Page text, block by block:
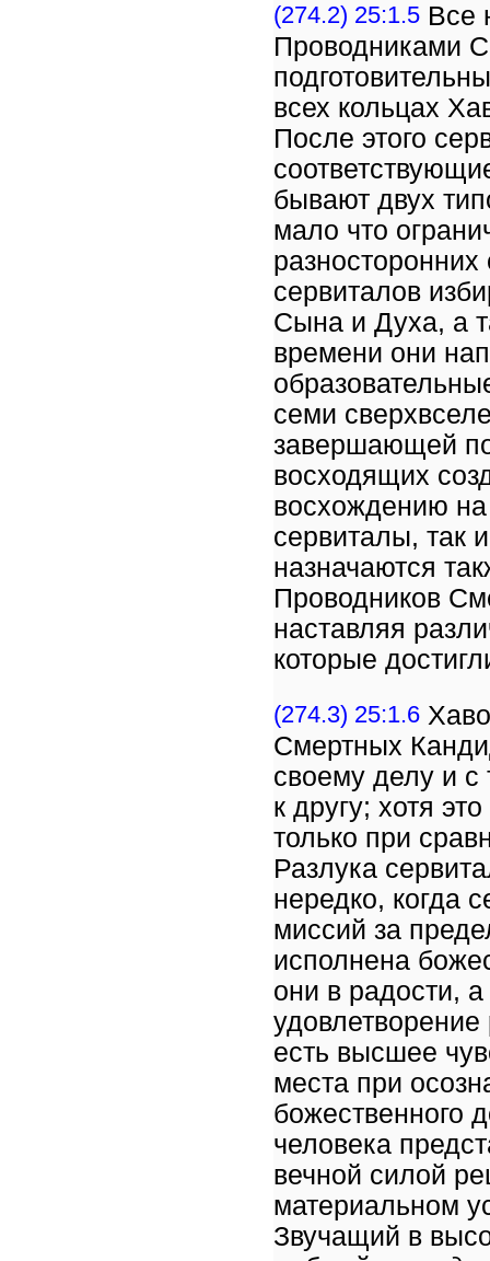
(274.2) 25:1.5 Все
Проводниками
всех кольцах
После этого
бывают двух
мало что
сервиталов
Сына и Духа, а
времени они
семи
завершающей
восходящих
восхождению
сервиталы, так
назначаются
Проводников
наставляя
которые
(274.3) 25:1.6
Смертных
своему делу и с
к другу; хотя
только при
Разлука
нередко, когда
миссий за
исполнена
они в радости,
удовлетворение
есть высшее
места при
божественного
человека
вечной силой
материальном
Звучащий в